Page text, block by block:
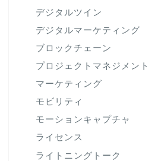
デジタルツイン
デジタルマーケティング
ブロックチェーン
プロジェクトマネジメント
マーケティング
モビリティ
モーションキャプチャ
ライセンス
ライトニングトーク